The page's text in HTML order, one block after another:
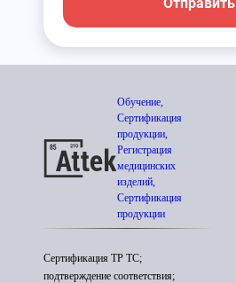
Обучение,
Сертификация
продукции,
Регистрация
медицинских
изделий,
Сертификация
продукции
Сертификация ТР ТС;
подтверждение соответствия;